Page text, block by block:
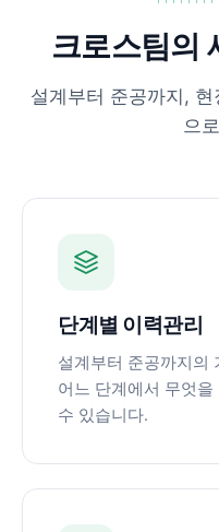
크로스팀의
설계부터 준공까지,
으
단계별 이력관리
설계부터 준공까지의
어느 단계에서 무엇
수 있습니다.